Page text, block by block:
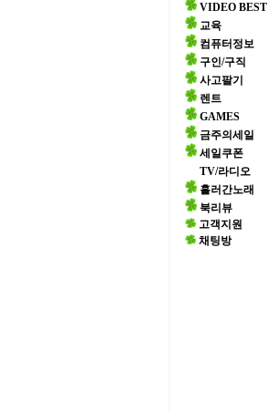
VIDEO BEST
교육
컴퓨터정보
구인/구직
사고팔기
렌트
GAMES
금주의세일
세일쿠폰
TV/라디오
흘러간노래
북리뷰
고객지원
채팅방